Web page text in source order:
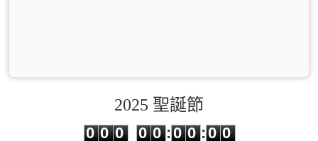
2025 聖誕節
0 0 0
0
0
0 :
0
0
0
0 :0 0